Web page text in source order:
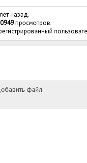
назад.
просмотров.
файл